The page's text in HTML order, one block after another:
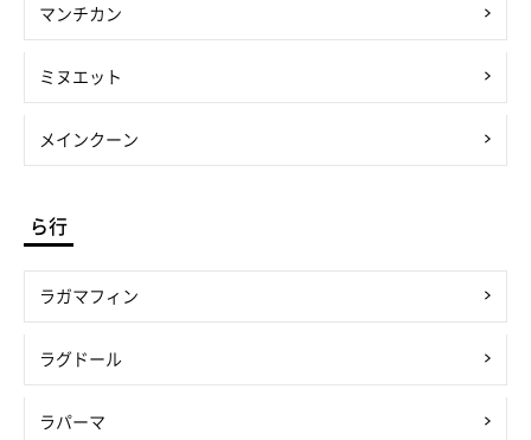
マンチカン
ミヌエット
メインクーン
ら行
ラガマフィン
ラグドール
ラパーマ